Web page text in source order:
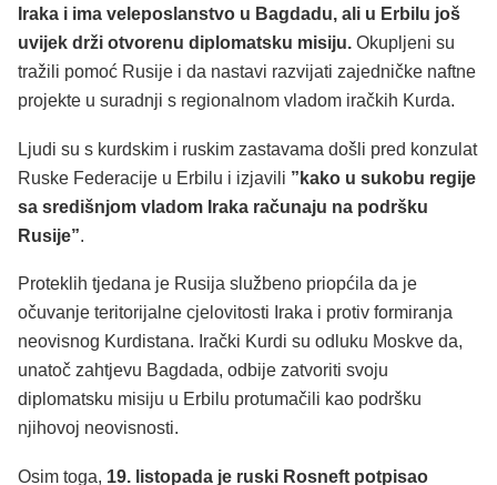
Iraka i ima veleposlanstvo u Bagdadu, ali u Erbilu još
uvijek drži otvorenu diplomatsku misiju. Okupljeni su
tražili pomoć Rusije i da nastavi razvijati zajedničke naftne
projekte u suradnji s regionalnom vladom iračkih Kurda.
Ljudi su s kurdskim i ruskim zastavama došli pred konzulat
Ruske Federacije u Erbilu i izjavili ”kako u sukobu regije
sa središnjom vladom Iraka računaju na podršku
Rusije”.
Proteklih tjedana je Rusija službeno priopćila da je
očuvanje teritorijalne cjelovitosti Iraka i protiv formiranja
neovisnog Kurdistana. Irački Kurdi su odluku Moskve da,
unatoč zahtjevu Bagdada, odbije zatvoriti svoju
diplomatsku misiju u Erbilu protumačili kao podršku
njihovoj neovisnosti.
Osim toga, 19. listopada je ruski Rosneft potpisao